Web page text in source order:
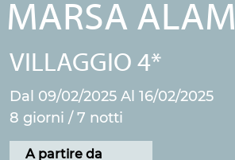
MARSA ALAM
VILLAGGIO 4*
Dal 09/02/2025 Al 16/02/2025
8 giorni / 7 notti
A partire da